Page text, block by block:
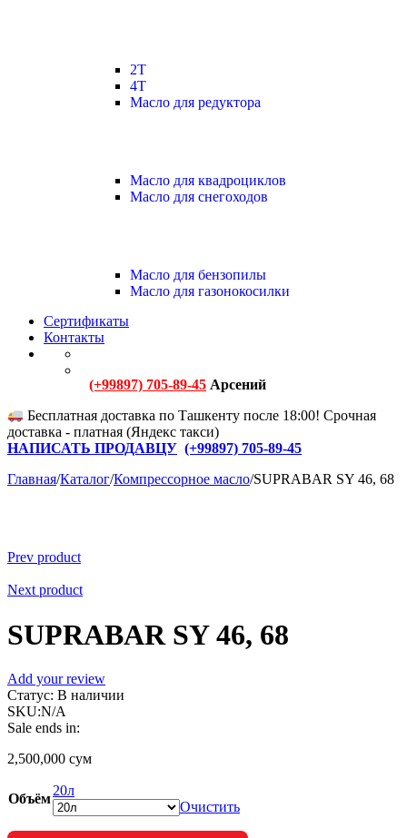
2Т
4Т
Масло для редуктора
Масло для квадроциклов
Масло для снегоходов
Масло для бензопилы
Масло для газонокосилки
Сертификаты
Контакты
(+99897) 705-89-45 Арсений
Бесплатная доставка по Ташкенту после 18:00! Срочная
доставка - платная (Яндекс такси)
НАПИСАТЬ ПРОДАВЦУ (+99897) 705-89-45
Главная/Каталог/Компрессорное масло/SUPRABAR SY 46, 68
Prev product
Next product
SUPRABAR SY 46, 68
Add your review
Статус: В наличии
SKU:N/A
Sale ends in:
2,500,000 сум
Объём
20л
Очистить